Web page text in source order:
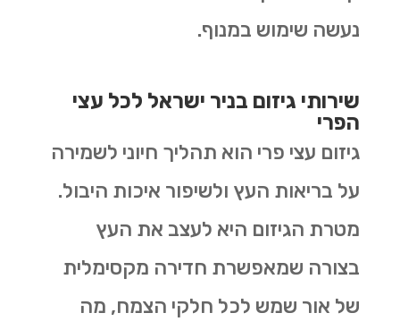
נעשה שימוש במנוף.
שירותי גיזום בניר ישראל לכל עצי
הפרי
גיזום עצי פרי הוא תהליך חיוני לשמירה
על בריאות העץ ולשיפור איכות היבול.
מטרת הגיזום היא לעצב את העץ
בצורה שמאפשרת חדירה מקסימלית
של אור שמש לכל חלקי הצמח, מה